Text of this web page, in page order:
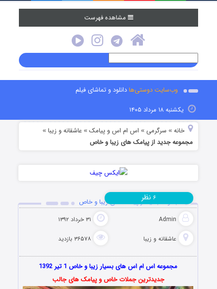
مشاهده فهرست
وب‌سایت دوستی‌هادانلود و تماشای فیلم
یکشنبه ۱۸ مرداد ۱۴۰۵
خانه » سرگرمی » اس ام اس و پیامک »عاشقانه و زیبا »
مجموعه جدید از پیامک های زیبا و خاص
مجموعه جدید از پیامک های زیبا و خاص
Admin ۳۱ خرداد ۱۳۹۲
عاشقانه و زیبا ۳۶۵۷۸ بازدید
۶ نظر
مجموعه اس ام اس های بسیار زیباو خاص 1 تیر 1392
جدیدترین جملات خاص و پیامک های جالب